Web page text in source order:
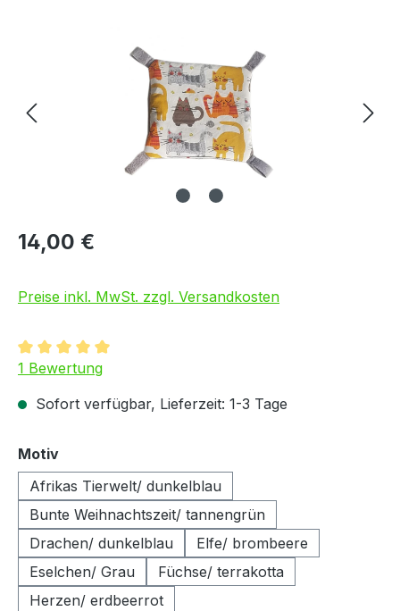
14,00 €
Preise inkl. MwSt. zzgl. Versandkosten
Durchschnittliche Bewertung von 5 von 5 Sternen
1 Bewertung
Sofort verfügbar, Lieferzeit: 1-3 Tage
Motivauswählen
Afrikas Tierwelt/ dunkelblau
Bunte Weihnachtszeit/ tannengrün
Drachen/ dunkelblau
Elfe/ brombeere
Eselchen/ Grau
Füchse/ terrakotta
Herzen/ erdbeerrot